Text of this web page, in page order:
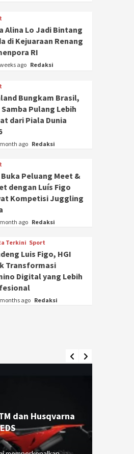
Alina Lo Jadi Bintang
di Kejuaraan Renang
RI
ago Redaksi
Bungkam Brasil,
Pulang Lebih
dari Piala Dunia
ago Redaksi
Buka Peluang Meet &
dengan Luís Figo
Kompetisi Juggling
ago Redaksi
Terkini Sport
Luis Figo, HGI
Transformasi
Digital yang Lebih
ago Redaksi
dan Husqvarna